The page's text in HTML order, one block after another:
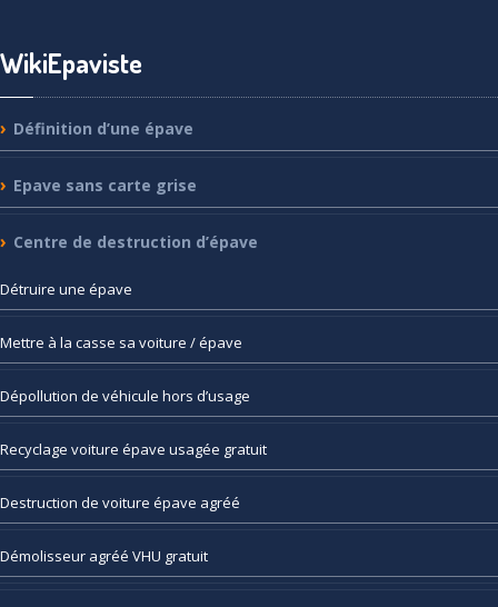
WikiEpaviste
Définition d’une épave
Epave sans carte grise
Centre de destruction d’épave
Détruire une épave
Mettre à la casse sa voiture / épave
Dépollution de véhicule hors d’usage
Recyclage voiture épave usagée gratuit
Destruction de voiture épave agréé
Démolisseur agréé VHU gratuit